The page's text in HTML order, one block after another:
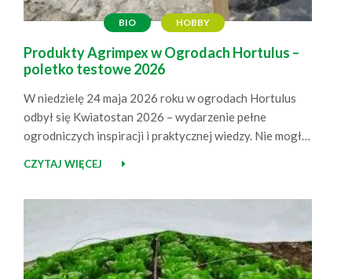
BIO HOBBY
Produkty Agrimpex w Ogrodach Hortulus –
poletko testowe 2026
W niedzielę 24 maja 2026 roku w ogrodach Hortulus
odbył się Kwiatostan 2026 – wydarzenie pełne
ogrodniczych inspiracji i praktycznej wiedzy. Nie mogło
spotkania, wiedza, inspiracje Jako Agrimpex
ogrodowych upraw. Była to doskonała okazja, aby…
CZYTAJ WIĘCEJ